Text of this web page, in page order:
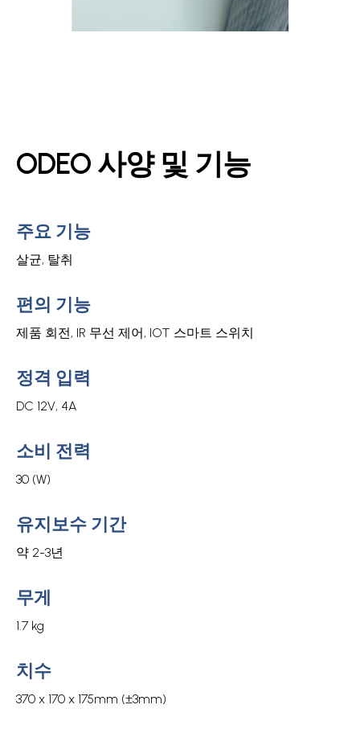
ODEO 사양 및 기능
주요 기능
살균, 탈취
편의 기능
제품 회전, IR 무선 제어, IOT 스마트 스위치
정격 입력
DC 12V, 4A
소비 전력
30 (W)
유지보수 기간
약 2-3년
무게
1.7 kg
치수
370 x 170 x 175mm (±3mm)